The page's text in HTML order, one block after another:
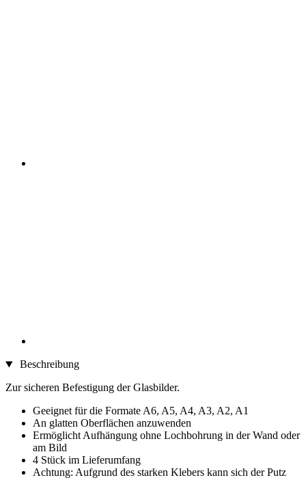
Beschreibung
Zur sicheren Befestigung der Glasbilder.
Geeignet für die Formate A6, A5, A4, A3, A2, A1
An glatten Oberflächen anzuwenden
Ermöglicht Aufhängung ohne Lochbohrung in der Wand oder
am Bild
4 Stück im Lieferumfang
Achtung: Aufgrund des starken Klebers kann sich der Putz